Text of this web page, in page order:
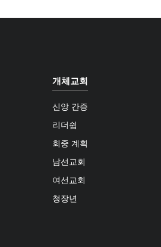
개체교회
신앙 간증
리더쉽
회중 계획
남선교회
여선교회
청장년